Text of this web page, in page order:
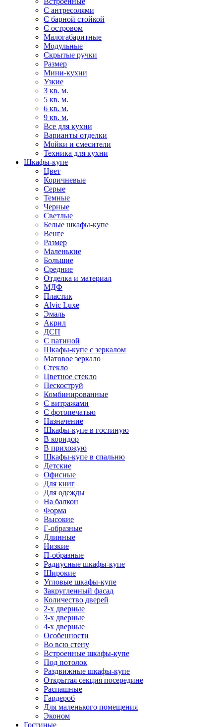
С антресолями
С барной стойкой
С островом
Малогабаритные
Модульные
Скрытые ручки
Размер
Мини-кухни
Узкие
3 кв. м.
5 кв. м.
6 кв. м.
9 кв. м.
Все для кухни
Варианты отделки
Мойки и смесители
Техника для кухни
Шкафы-купе
Цвет
Коричневые
Серые
Темные
Черные
Светлые
Белые шкафы-купе
Венге
Размер
Маленькие
Большие
Средние
Отделка и материал
МДФ
Пластик
Alvic Luxe
Эмаль
Акрил
ДСП
С патиной
Шкафы-купе с зеркалом
Матовое зеркало
Стекло
Цветное стекло
Пескоструй
Комбинированные
С витражами
С фотопечатью
Назначение
Шкафы-купе в гостиную
В коридор
В прихожую
Шкафы-купе в спальню
Детские
Офисные
Для книг
Для одежды
На балкон
Форма
Высокие
Г-образные
Длинные
Низкие
П-образные
Радиусные шкафы-купе
Широкие
Угловые шкафы-купе
Закругленный фасад
Количество дверей
2-х дверные
3-х дверные
4-х дверные
Особенности
Во всю стену
Встроенные шкафы-купе
Под потолок
Раздвижные шкафы-купе
Открытая секция посередине
Распашные
Гардероб
Для маленького помещения
Эконом
Гостиные